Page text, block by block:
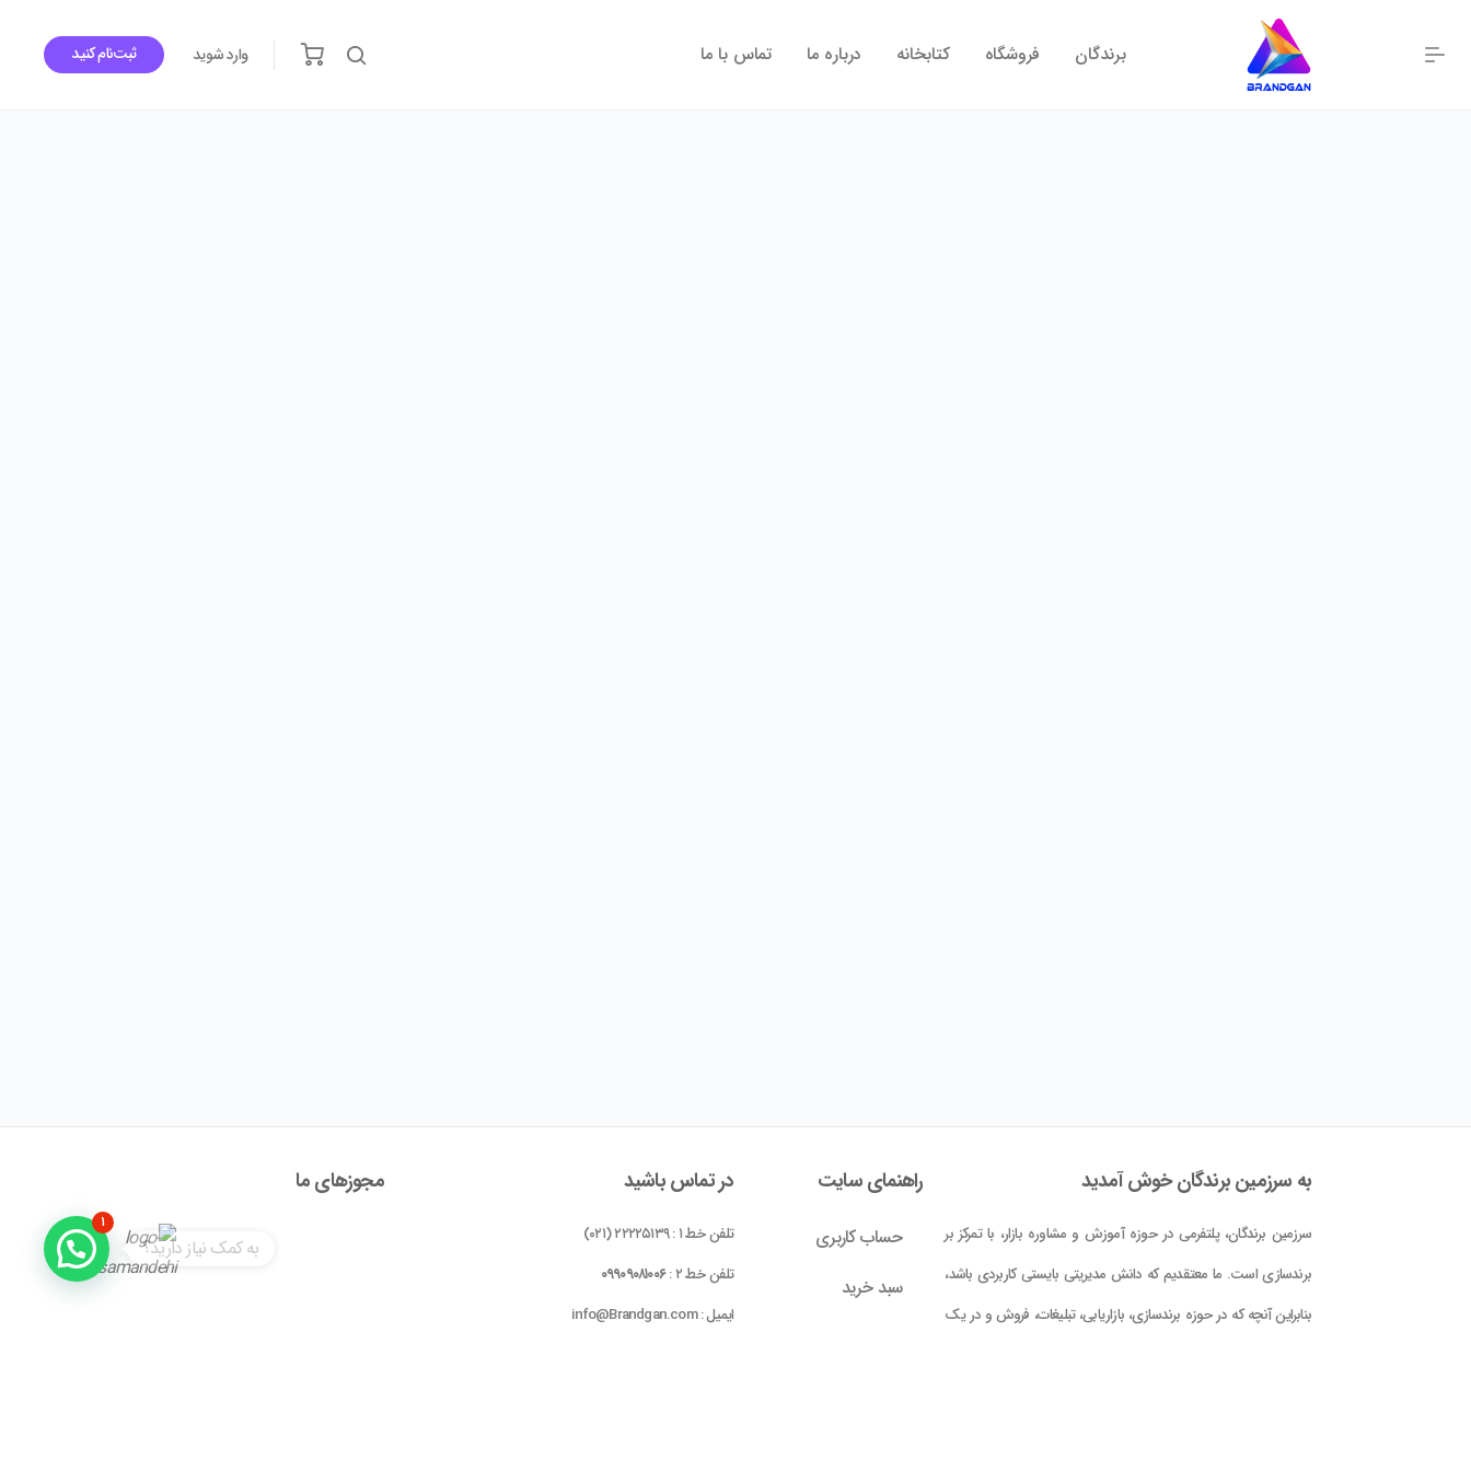
برندگان فروشگاه کتابخانه درباره ما تماس با ما وارد شوید ثبت‌نام کنید
به سرزمین برندگان خوش آمدید
سرزمین برندگان، پلتفرمی در حوزه آموزش و مشاوره بازار، با تمرکز بر
برندسازی است. ما معتقدیم که دانش مدیریتی بایستی کاربردی باشد،
بنابراین آنچه که در حوزه برندسازی، بازاریابی، تبلیغات، فروش و در یک
راهنمای سایت
حساب کاربری
سبد خرید
در تماس باشید
تلفن خط ۱ : ۲۲۲۲۵۱۳۹ (۰۲۱)
تلفن خط ۲ :
۰۹۹۰۹۰۸۱۰۰۶
ایمیل : info@Brandgan.com
مجوز‌های ما
۱
به کمک نیاز دارید؟